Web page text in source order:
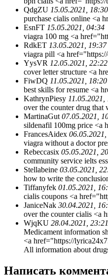
QdgZU 15.05.2021, 18:30
purchase cialis online <a
EsnFT 15.05.2021, 04:34
viagra 100 mg <a
RdkET 13.05.2021, 19:37
viagra pill <a
YysVR 12.05.2021, 22:22
cover letter structure <a
FiwDQ 11.05.2021, 18:20
best skills for resume <a
KathrynPiesy 11.05.2021,
over the counter drug
MartinaGut 07.05.2021,
sildenafil 100mg price <a
FrancesAidex
viagra without a doctor
Rebeccasix 05.05.2021,
community service ielts
Stellabeine 03.05.2021,
how to write the
Tiffanyfek 01.05.2021,
cialis coupons <a
JaniceNak 30.04.2021,
over the counter cialis <a
WjqKU 28.04.2021, 23:21
Medicament information
<a href="https://
All information about
Написать